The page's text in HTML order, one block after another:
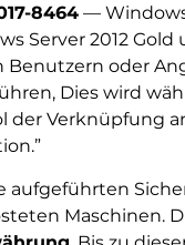
8464 — Windows
Server 2012 Gold
Benutzern oder
Dies wird
der Verknüpfung
aufgeführten
Maschinen.